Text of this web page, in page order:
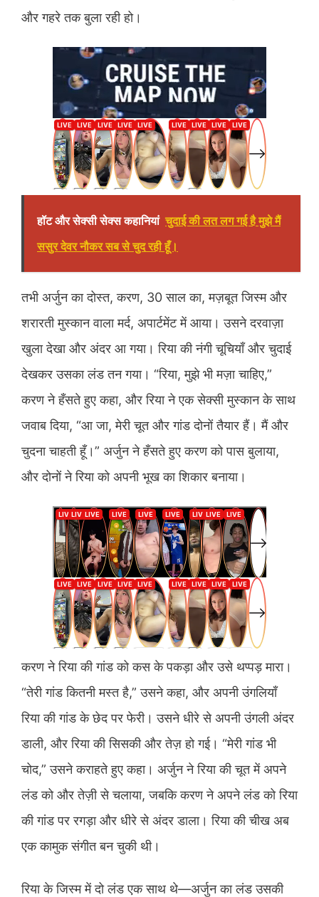
और गहरे तक बुला रही हो।
हॉट और सेक्सी सेक्स कहानियां चुदाई की लत लग गई है मुझे मैं
ससुर देवर नौकर सब से चुद रही हूँ।
तभी अर्जुन का दोस्त, करण, 30 साल का, मज़बूत जिस्म और
शरारती मुस्कान वाला मर्द, अपार्टमेंट में आया। उसने दरवाज़ा
खुला देखा और अंदर आ गया। रिया की नंगी चूचियाँ और चुदाई
देखकर उसका लंड तन गया। “रिया, मुझे भी मज़ा चाहिए,”
करण ने हँसते हुए कहा, और रिया ने एक सेक्सी मुस्कान के साथ
जवाब दिया, “आ जा, मेरी चूत और गांड दोनों तैयार हैं। मैं और
चुदना चाहती हूँ।” अर्जुन ने हँसते हुए करण को पास बुलाया,
और दोनों ने रिया को अपनी भूख का शिकार बनाया।
करण ने रिया की गांड को कस के पकड़ा और उसे थप्पड़ मारा।
“तेरी गांड कितनी मस्त है,” उसने कहा, और अपनी उंगलियाँ
रिया की गांड के छेद पर फेरी। उसने धीरे से अपनी उंगली अंदर
डाली, और रिया की सिसकी और तेज़ हो गई। “मेरी गांड भी
चोद,” उसने कराहते हुए कहा। अर्जुन ने रिया की चूत में अपने
लंड को और तेज़ी से चलाया, जबकि करण ने अपने लंड को रिया
की गांड पर रगड़ा और धीरे से अंदर डाला। रिया की चीख अब
एक कामुक संगीत बन चुकी थी।
रिया के जिस्म में दो लंड एक साथ थे—अर्जुन का लंड उसकी